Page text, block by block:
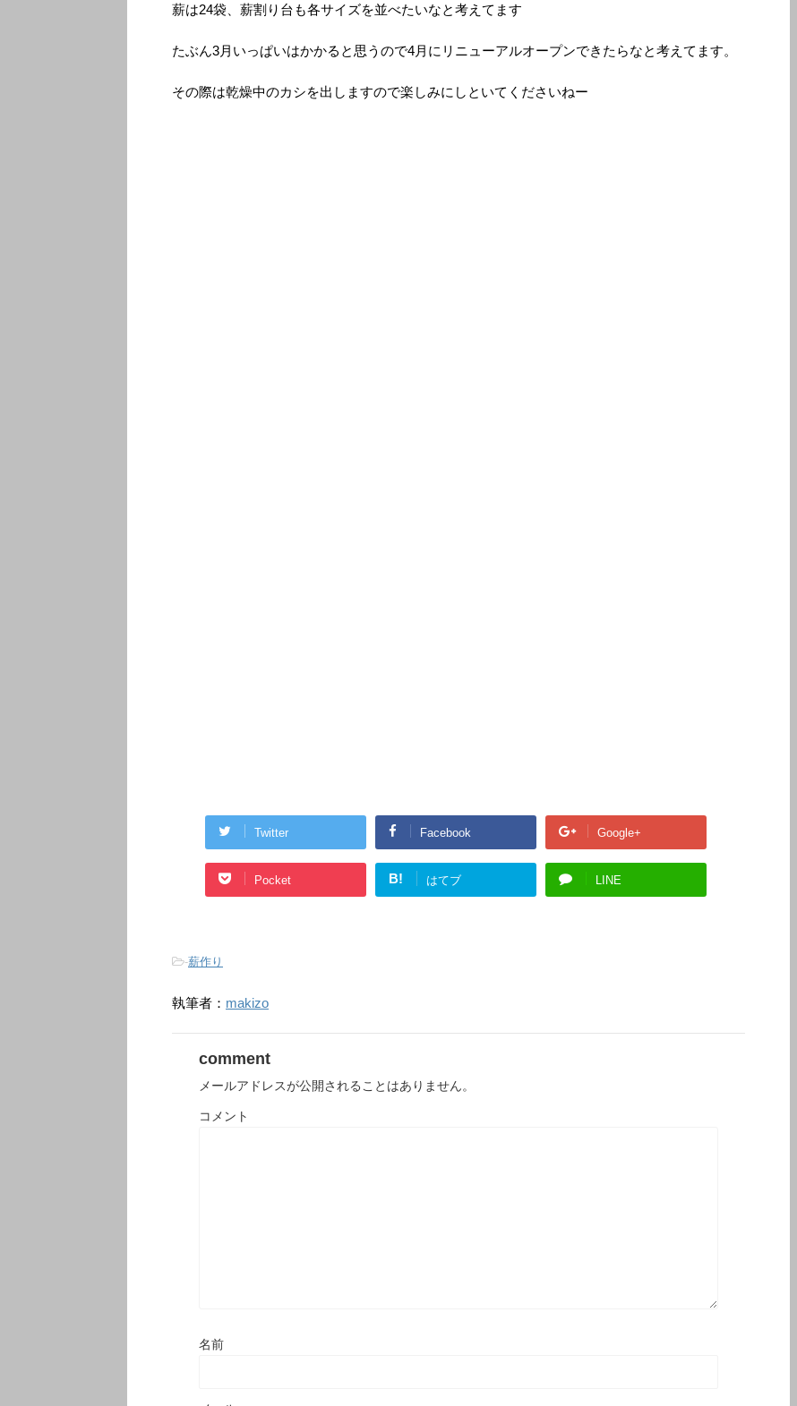
薪は24袋、薪割り台も各サイズを並べたいなと考えてます
たぶん3月いっぱいはかかると思うので4月にリニューアルオープンできたらなと考えてます。
その際は乾燥中のカシを出しますので楽しみにしといてくださいねー
Twitter Facebook Google+
Pocket B! はてブ LINE
-薪作り
執筆者： makizo
comment
メールアドレスが公開されることはありません。
コメント
名前